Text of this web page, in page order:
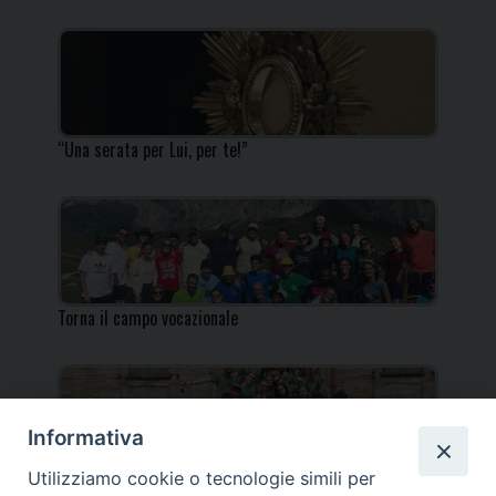
“Una serata per Lui, per te!”
Torna il campo vocazionale
Torna il Campo Missionario Diocesano
Informativa
Utilizziamo cookie o tecnologie simili per